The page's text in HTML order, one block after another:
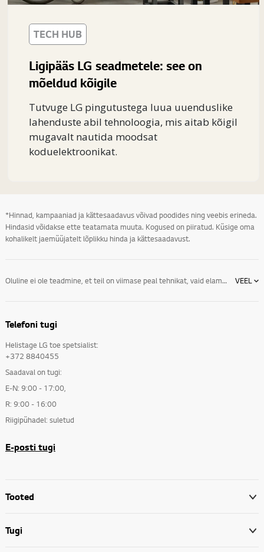
TECH HUB
Ligipääs LG seadmetele: see on
mõeldud kõigile
Tutvuge LG pingutustega luua uuenduslike
lahenduste abil tehnoloogia, mis aitab kõigil
mugavalt nautida moodsat
koduelektroonikat.
*Hinnad, kampaaniad ja kättesaadavus võivad poodides ning veebis erineda.
Hindasid võidakse ette teatamata muuta. Kogused on piiratud. Küsige oma
kohalikelt jaemüüjatelt lõplikku hinda ja kättesaadavust.
Oluline ei ole teadmine, et teil on viimase peal tehnikat, vaid elamus, mille osaliseks tehnikat kasutades saate. Alates VEEL
Telefoni tugi
Helistage LG toe spetsialist:
+372 8840455
Saadaval on tugi:
E-N: 9:00 - 17:00,
R: 9:00 - 16:00
Riigipühadel: suletud
E-posti tugi
Tooted
Tugi